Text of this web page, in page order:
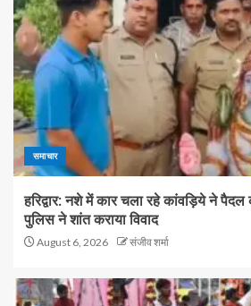
समाचार
हरिद्वार: नशे में कार चला रहे कांवड़िये ने पैदल
पुलिस ने शांत कराया विवाद
August 6, 2026 संजीव शर्मा